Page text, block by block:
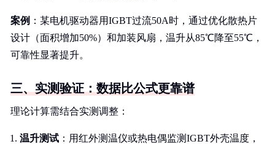
案例 ：某电机驱动器用IGBT过流50A时，通过优化散热片
设计（面积增加50%）和加装风扇，温升从85℃降至55℃，
可靠性显著提升。
三、实测验证：数据比公式更靠谱
理论计算需结合实测调整：
温升测试 ：用红外测温仪或热电偶监测IGBT外壳温度，